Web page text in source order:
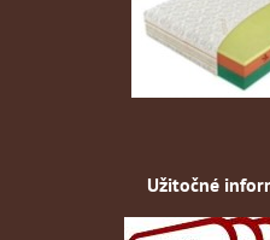
Užitočné